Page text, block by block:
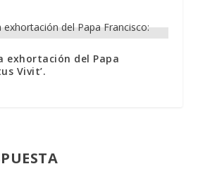
exhortación del Papa
Vivit’.